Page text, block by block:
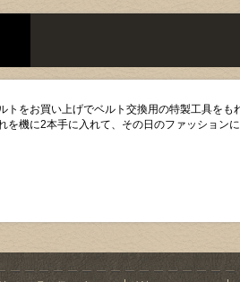
トをお買い上げでベルト交換用の特製工具をも
を機に2本手に入れて、その日のファッション